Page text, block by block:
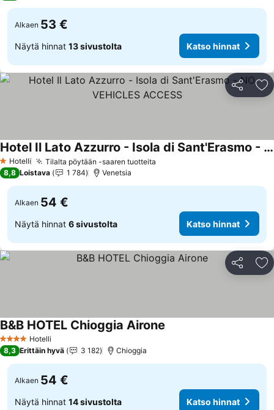
Alkaen 53 €
Näytä hinnat 13 sivustolta Katso hinnat
Jaa
1 Tähtiluokitus
Hotelli Tilalta pöytään -saaren tuotteita
Hotel Il Lato Azzurro - Isola di Sant'Erasmo - NO VEHICLES ACCESS
Katso hinnat
8,8 Loistava 1 784 Venetsia
Alkaen 54 €
Näytä hinnat 6 sivustolta Katso hinnat
Jaa
4 Tähtiluokitus
Hotelli
B&B HOTEL Chioggia Airone
8,3 Erittäin hyvä 3 182 Chioggia
Alkaen 54 €
Näytä hinnat 14 sivustolta Katso hinnat